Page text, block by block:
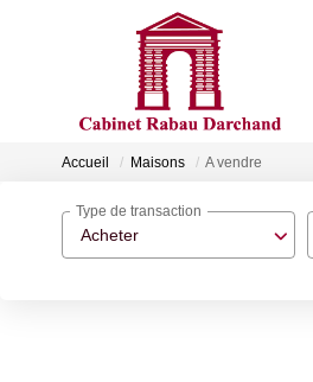
Accueil Maisons A vendre
Acheter
Type de transaction